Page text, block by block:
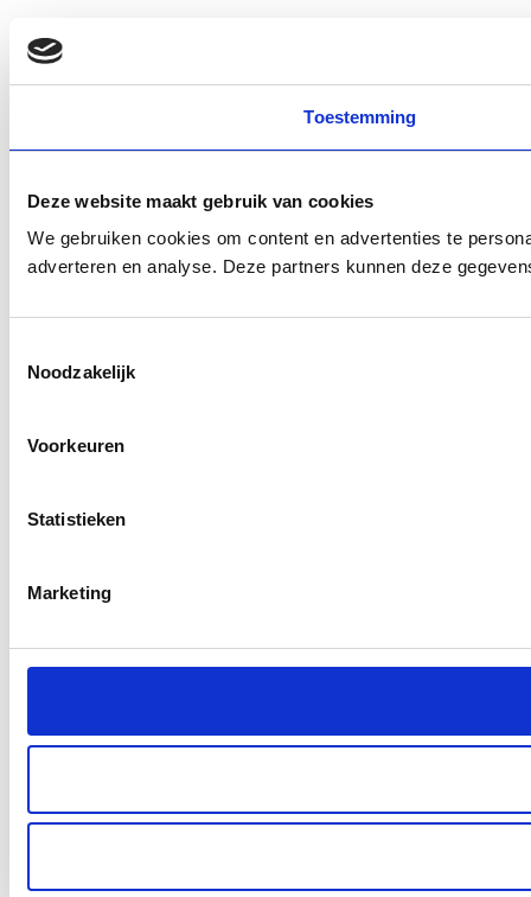
Toestemming
Deze website maakt gebruik van cookies
We gebruiken cookies om content en advertenties te
adverteren en analyse. Deze partners kunnen deze
Noodzakelijk
Voorkeuren
Statistieken
Marketing